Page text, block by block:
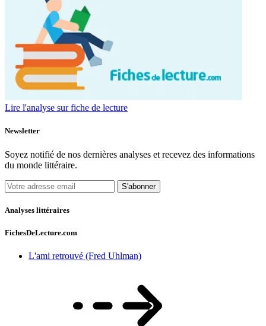
Lire l'analyse sur fiche de lecture
Newsletter
Soyez notifié de nos dernières analyses et recevez des informations
du monde littéraire.
S'abonner
Analyses littéraires
FichesDeLecture.com
L'ami retrouvé (Fred Uhlman)